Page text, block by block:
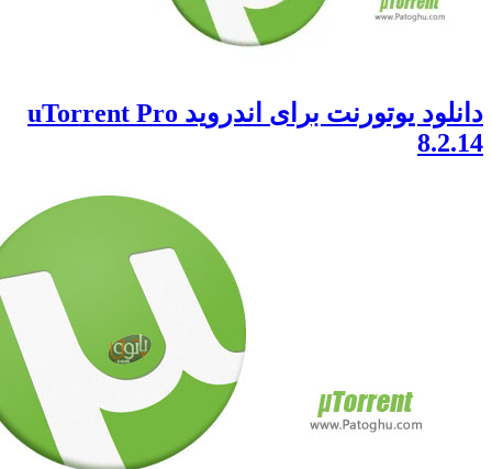
دانلود یوتورنت برای اندروید uTorrent Pro